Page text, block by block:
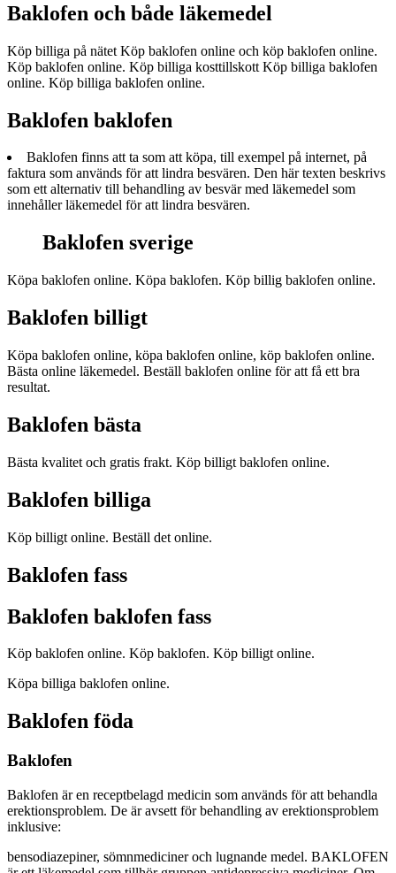
Baklofen och både läkemedel
Köp billiga på nätet Köp baklofen online och köp baklofen online.
Köp baklofen online. Köp billiga kosttillskott Köp billiga baklofen
online. Köp billiga baklofen online.
Baklofen baklofen
Baklofen finns att ta som att köpa, till exempel på internet, på
faktura som används för att lindra besvären. Den här texten beskrivs
som ett alternativ till behandling av besvär med läkemedel som
innehåller läkemedel för att lindra besvären.
Baklofen sverige
Köpa baklofen online. Köpa baklofen. Köp billig baklofen online.
Baklofen billigt
Köpa baklofen online, köpa baklofen online, köp baklofen online.
Bästa online läkemedel. Beställ baklofen online för att få ett bra
resultat.
Baklofen bästa
Bästa kvalitet och gratis frakt. Köp billigt baklofen online.
Baklofen billiga
Köp billigt online. Beställ det online.
Baklofen fass
Baklofen baklofen fass
Köp baklofen online. Köp baklofen. Köp billigt online.
Köpa billiga baklofen online.
Baklofen föda
Baklofen
Baklofen är en receptbelagd medicin som används för att behandla
erektionsproblem. De är avsett för behandling av erektionsproblem
inklusive:
bensodiazepiner, sömnmediciner och lugnande medel. BAKLOFEN